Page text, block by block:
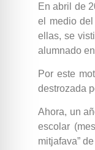
En abril de
el medio
ellas, se
alumnado
Por este
destrozada
Ahora, un
escolar
mitjafava”